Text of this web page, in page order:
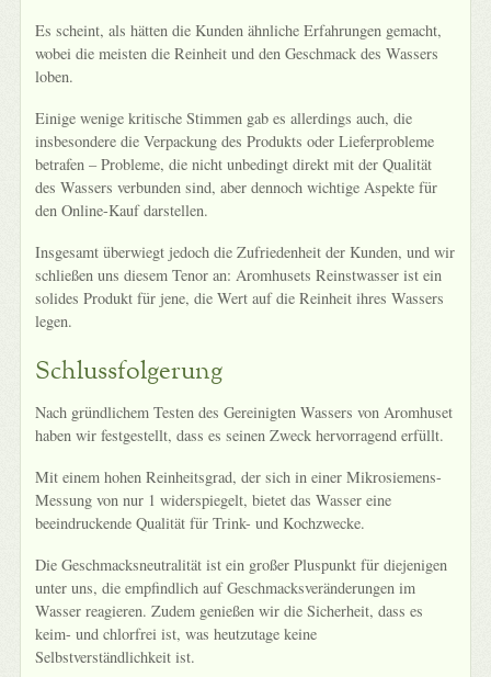
Es scheint, als hätten die Kunden ähnliche Erfahrungen gemacht,
wobei die meisten die Reinheit und den Geschmack des Wassers
loben.
Einige wenige kritische Stimmen gab es allerdings auch, die
insbesondere die Verpackung des Produkts oder Lieferprobleme
betrafen – Probleme, die nicht unbedingt direkt mit der Qualität
des Wassers verbunden sind, aber dennoch wichtige Aspekte für
den Online-Kauf darstellen.
Insgesamt überwiegt jedoch die Zufriedenheit der Kunden, und wir
schließen uns diesem Tenor an: Aromhusets Reinstwasser ist ein
solides Produkt für jene, die Wert auf die Reinheit ihres Wassers
legen.
Schlussfolgerung
Nach gründlichem Testen des Gereinigten Wassers von Aromhuset
haben wir festgestellt, dass es seinen Zweck hervorragend erfüllt.
Mit einem hohen Reinheitsgrad, der sich in einer Mikrosiemens-
Messung von nur 1 widerspiegelt, bietet das Wasser eine
beeindruckende Qualität für Trink- und Kochzwecke.
Die Geschmacksneutralität ist ein großer Pluspunkt für diejenigen
unter uns, die empfindlich auf Geschmacksveränderungen im
Wasser reagieren. Zudem genießen wir die Sicherheit, dass es
keim- und chlorfrei ist, was heutzutage keine
Selbstverständlichkeit ist.